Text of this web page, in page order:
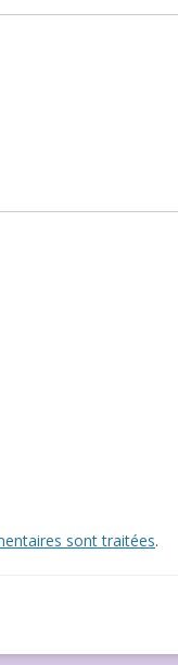
sont traitées.